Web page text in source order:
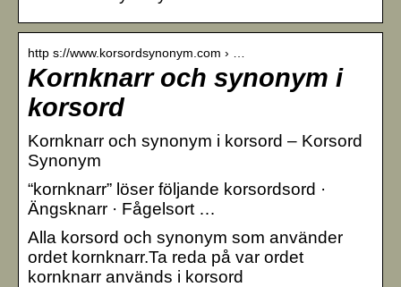
http s://www.korsordsynonym.com › …
Kornknarr och synonym i
korsord
Kornknarr och synonym i korsord – Korsord
Synonym
“kornknarr” löser följande korsordsord ·
Ängsknarr · Fågelsort …
Alla korsord och synonym som använder
ordet kornknarr.Ta reda på var ordet
kornknarr används i korsord